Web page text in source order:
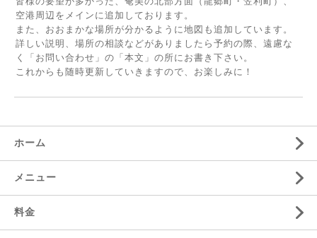
空港周辺をメインに追加しております。
また、おおまかな場所が分かるように地図も追加しています。
詳しい説明、場所の相談などがありましたら予約の際、遠慮な
く「お問い合わせ」の「本文」の所にお書き下さい。
これからも随時更新していきますので、お楽しみに！
ホーム
メニュー
料金